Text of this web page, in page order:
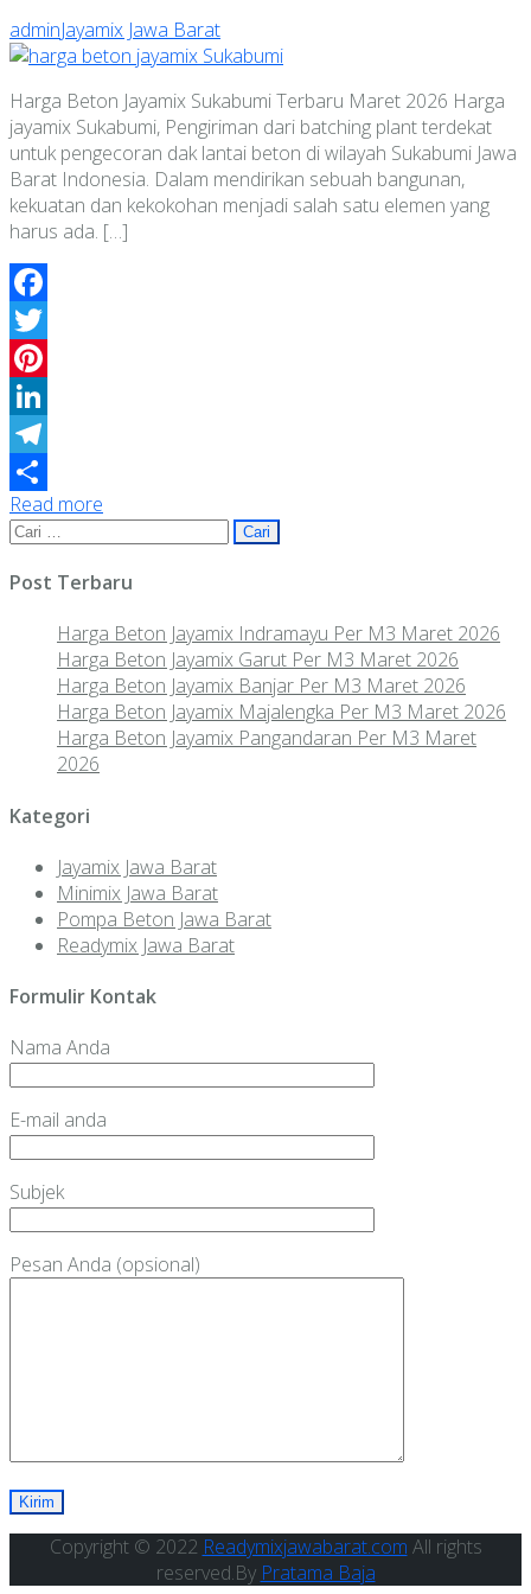
adminJayamix Jawa Barat
Harga Beton Jayamix Sukabumi Terbaru Maret 2026 Harga
jayamix Sukabumi, Pengiriman dari batching plant terdekat
untuk pengecoran dak lantai beton di wilayah Sukabumi Jawa
Barat Indonesia. Dalam mendirikan sebuah bangunan,
kekuatan dan kekokohan menjadi salah satu elemen yang
harus ada. […]
Facebook
Twitter
Pinterest
LinkedIn
Telegram
Share
Read more
Cari
Post Terbaru
Harga Beton Jayamix Indramayu Per M3 Maret 2026
Harga Beton Jayamix Garut Per M3 Maret 2026
Harga Beton Jayamix Banjar Per M3 Maret 2026
Harga Beton Jayamix Majalengka Per M3 Maret 2026
Harga Beton Jayamix Pangandaran Per M3 Maret
2026
Kategori
Jayamix Jawa Barat
Minimix Jawa Barat
Pompa Beton Jawa Barat
Readymix Jawa Barat
Formulir Kontak
Nama Anda
E-mail anda
Subjek
Pesan Anda (opsional)
Copyright © 2022 Readymixjawabarat.com All rights
reserved.By Pratama Baja